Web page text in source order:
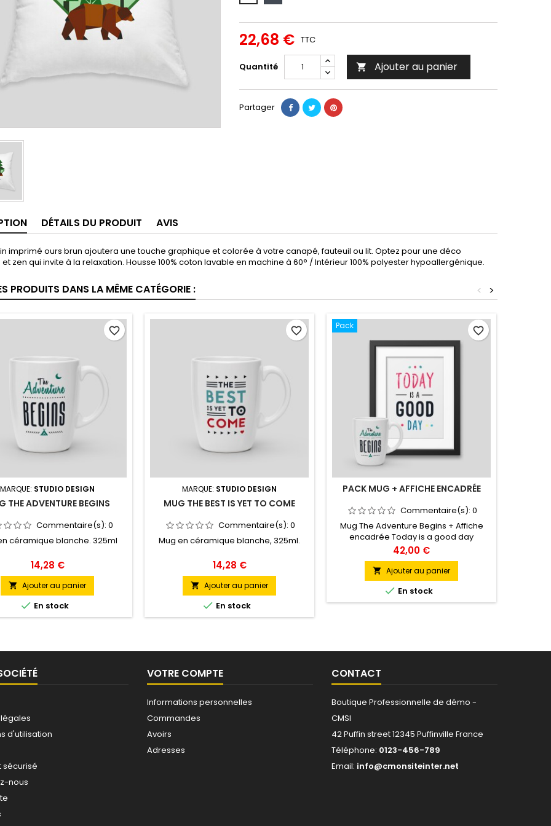
22,68 € TTC
Quantité  Ajouter au panier
Partager
DÉTAILS DU PRODUIT AVIS
imprimé ours brun ajoutera une touche graphique et colorée à votre canapé, fauteuil ou lit. Optez pour une déco
zen qui invite à la relaxation. Housse 100% coton lavable en machine à 60° / Intérieur 100% polyester hypoallergénique.
PRODUITS DANS LA MÊME CATÉGORIE : >
<
MARQUE: STUDIO DESIGN
THE ADVENTURE BEGINS
Commentaire(s): 0
céramique blanche. 325ml
Prix
14,28 €
 Ajouter au panier
 En stock
favorite_border
MARQUE: STUDIO DESIGN
MUG THE BEST IS YET TO COME
Commentaire(s): 0
Mug en céramique blanche, 325ml.
Prix
14,28 €
 Ajouter au panier
 En stock
favorite_border Pack
PACK MUG + AFFICHE ENCADRÉE
Commentaire(s): 0
Mug The Adventure Begins + Affiche
encadrée Today is a good day
40x60cm
Prix
42,00 €
 Ajouter au panier
 En stock
favorite_border
d'utilisation
sécurisé
nous
VOTRE COMPTE
Informations personnelles
Commandes
Avoirs
Adresses
CONTACT
Boutique Professionnelle de démo -
CMSI
42 Puffin street 12345 Puffinville France
Téléphone: 0123-456-789
Email: info@cmonsiteinter.net